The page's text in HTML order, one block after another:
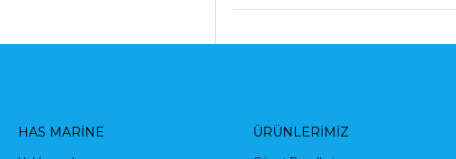
HAS MARINE ÜRÜNLERIMIZ